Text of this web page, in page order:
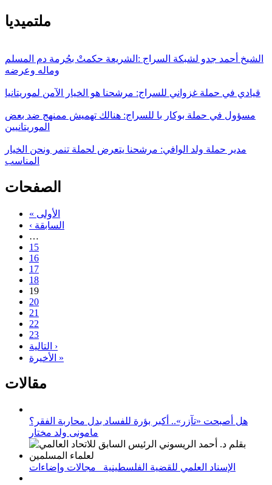
ملتميديا
الشيخ أحمد جدو لشبكة السراج :الشريعة حكمتْ بحُرمة دم المسلم
وماله وعرضه
قيادي في حملة غزواني للسراج: مرشحنا هو الخيار الآمن لموريتانيا
مسؤول في حملة بوكار با للسراج: هنالك تهميش ممنهج ضد بعض
الموريتانيين
مدير حملة ولد الوافي: مرشحنا يتعرض لحملة تنمر ونحن الخيار
المناسب
الصفحات
« الأولى
‹ السابقة
…
15
16
17
18
19
20
21
22
23
التالية ›
الأخيرة »
مقالات
هل أصبحت «تآزر».. أكبر بؤرة للفساد بدل محاربة الفقر؟
مامونى ولد مختار
الإسناد العلمي للقضية الفلسطينية_ مجالات وإضاءات